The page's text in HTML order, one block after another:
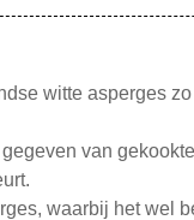
witte asperges
van
waarbij het wel